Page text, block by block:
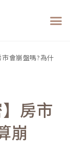
市會崩盤嗎?為什
房市
崩